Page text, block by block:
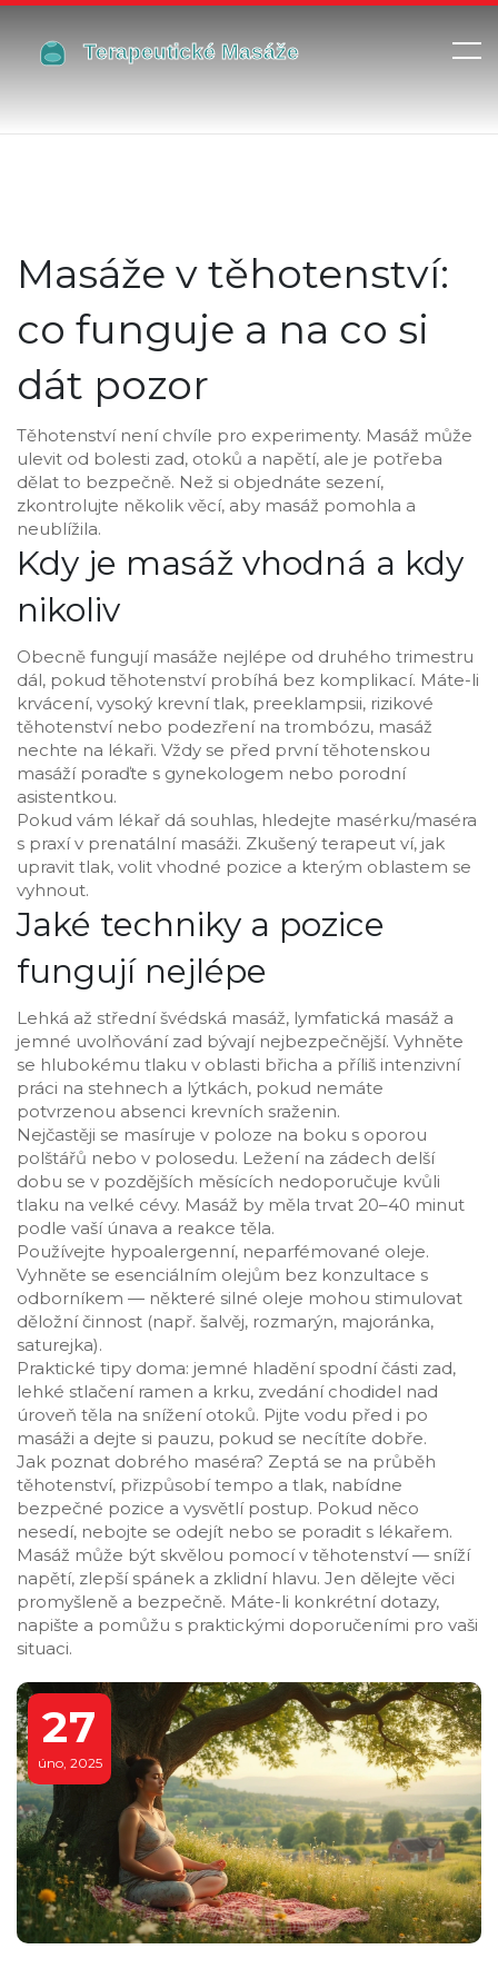
Masáže v těhotenství:
co funguje a na co si
dát pozor
Těhotenství není chvíle pro experimenty. Masáž může
ulevit od bolesti zad, otoků a napětí, ale je potřeba
dělat to bezpečně. Než si objednáte sezení,
zkontrolujte několik věcí, aby masáž pomohla a
neublížila.
Kdy je masáž vhodná a kdy
nikoliv
Obecně fungují masáže nejlépe od druhého trimestru
dál, pokud těhotenství probíhá bez komplikací. Máte-li
krvácení, vysoký krevní tlak, preeklampsii, rizikové
těhotenství nebo podezření na trombózu, masáž
nechte na lékaři. Vždy se před první těhotenskou
masáží poraďte s gynekologem nebo porodní
asistentkou.
Pokud vám lékař dá souhlas, hledejte masérku/maséra
s praxí v prenatální masáži. Zkušený terapeut ví, jak
upravit tlak, volit vhodné pozice a kterým oblastem se
vyhnout.
Jaké techniky a pozice
fungují nejlépe
Lehká až střední švédská masáž, lymfatická masáž a
jemné uvolňování zad bývají nejbezpečnější. Vyhněte
se hlubokému tlaku v oblasti břicha a příliš intenzivní
práci na stehnech a lýtkách, pokud nemáte
potvrzenou absenci krevních sraženin.
Nejčastěji se masíruje v poloze na boku s oporou
polštářů nebo v polosedu. Ležení na zádech delší
dobu se v pozdějších měsících nedoporučuje kvůli
tlaku na velké cévy. Masáž by měla trvat 20–40 minut
podle vaší únava a reakce těla.
Používejte hypoalergenní, neparfémované oleje.
Vyhněte se esenciálním olejům bez konzultace s
odborníkem — některé silné oleje mohou stimulovat
děložní činnost (např. šalvěj, rozmarýn, majoránka,
saturejka).
Praktické tipy doma: jemné hladění spodní části zad,
lehké stlačení ramen a krku, zvedání chodidel nad
úroveň těla na snížení otoků. Pijte vodu před i po
masáži a dejte si pauzu, pokud se necítíte dobře.
Jak poznat dobrého maséra? Zeptá se na průběh
těhotenství, přizpůsobí tempo a tlak, nabídne
bezpečné pozice a vysvětlí postup. Pokud něco
nesedí, nebojte se odejít nebo se poradit s lékařem.
Masáž může být skvělou pomocí v těhotenství — sníží
napětí, zlepší spánek a zklidní hlavu. Jen dělejte věci
promyšleně a bezpečně. Máte-li konkrétní dotazy,
napište a pomůžu s praktickými doporučeními pro vaši
situaci.
27
úno, 2025